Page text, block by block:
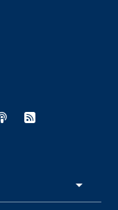
in nuova finestra
in nuova finestra
- Apertura in
- Apertura in
Sito esterno -
- Sito esterno -
Spreaker - Sito
Feed RSS -